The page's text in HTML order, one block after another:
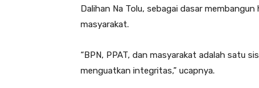
Dalihan Na Tolu, sebagai dasar
masyarakat.
“BPN, PPAT, dan masyarakat adalah satu
menguatkan integritas,” ucapnya.